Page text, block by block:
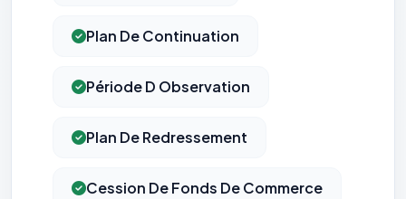
Plan De Continuation
Période D Observation
Plan De Redressement
Cession De Fonds De Commerce